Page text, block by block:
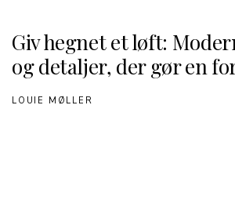
Giv hegnet et løft:
og detaljer, der gør en
LOUIE MØLLER